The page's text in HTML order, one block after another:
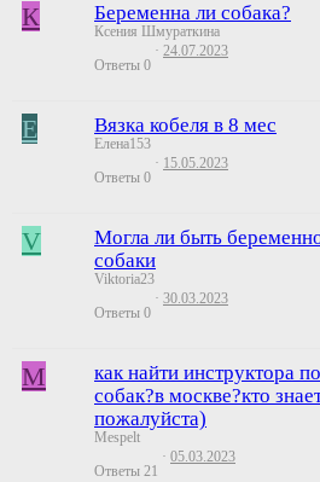
К Беременна ли собака?
Ксения Шмураткина
Ответы 0
24.07.2023
Е Вязка кобеля в 8 мес
Елена153
Ответы 0
15.05.2023
V
Могла ли быть
собаки
Viktoria23
Ответы 0
30.03.2023
M
как найти инструктора
собак?в москве?кто
пожалуйста)
Mespelt
Ответы 21
05.03.2023